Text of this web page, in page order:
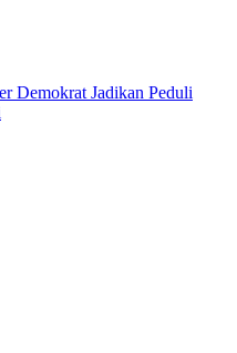
Demokrat Jadikan Peduli